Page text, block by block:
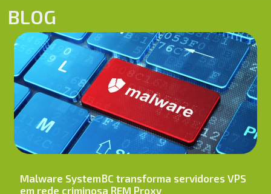
BLOG
Malware SystemBC transforma servidores VPS
em rede criminosa REM Proxy